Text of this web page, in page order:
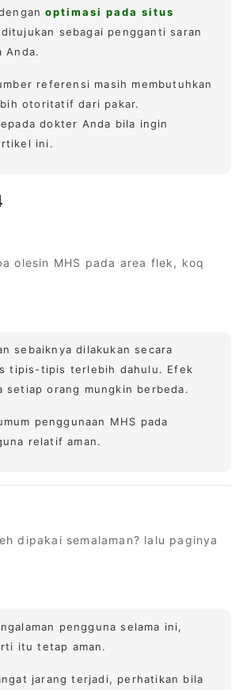
optimasi pada situs
sebagai pengganti saran
Anda.
referensi masih membutuhkan
otoritatif dari pakar.
dokter Anda bila ingin
ini.
olesin MHS pada area flek, koq
sebaiknya dilakukan secara
tipis-tipis terlebih dahulu. Efek
setiap orang mungkin berbeda.
penggunaan MHS pada
relatif aman.
dipakai semalaman? lalu paginya
pengguna selama ini,
itu tetap aman.
jarang terjadi, perhatikan bila